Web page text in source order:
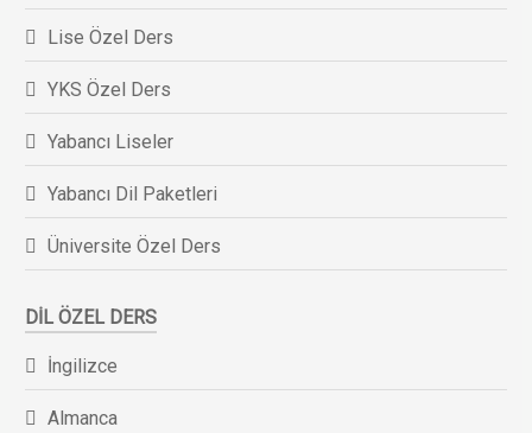
Lise Özel Ders
YKS Özel Ders
Yabancı Liseler
Yabancı Dil Paketleri
Üniversite Özel Ders
DIL ÖZEL DERS
İngilizce
Almanca